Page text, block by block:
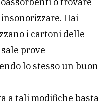
Hai
i cartoni delle
prove
lo stesso un buon
a tali modifiche basta